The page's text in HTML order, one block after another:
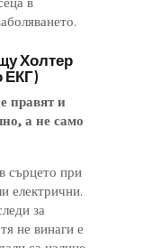
Холтер
ЕКГ)
правят и
а не само
сърцето при
електрични.
за
не винаги е